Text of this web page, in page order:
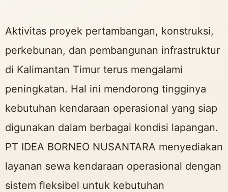
Aktivitas proyek pertambangan, konstruksi,
perkebunan, dan pembangunan infrastruktur
di Kalimantan Timur terus mengalami
peningkatan. Hal ini mendorong tingginya
kebutuhan kendaraan operasional yang siap
digunakan dalam berbagai kondisi lapangan.
PT IDEA BORNEO NUSANTARA menyediakan
layanan sewa kendaraan operasional dengan
sistem fleksibel untuk kebutuhan